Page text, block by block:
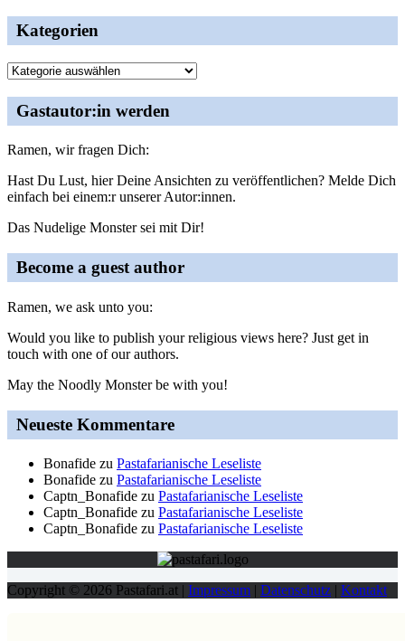
Kategorien
Kategorien
Gastautor:in werden
Ramen, wir fragen Dich:
Hast Du Lust, hier Deine Ansichten zu veröffentlichen? Melde Dich
einfach bei einem:r unserer Autor:innen.
Das Nudelige Monster sei mit Dir!
Become a guest author
Ramen, we ask unto you:
Would you like to publish your religious views here? Just get in
touch with one of our authors.
May the Noodly Monster be with you!
Neueste Kommentare
Bonafide zu Pastafarianische Leseliste
Bonafide zu Pastafarianische Leseliste
Captn_Bonafide zu Pastafarianische Leseliste
Captn_Bonafide zu Pastafarianische Leseliste
Captn_Bonafide zu Pastafarianische Leseliste
Copyright © 2026 Pastafari.at | Impressum | Datenschutz | Kontakt